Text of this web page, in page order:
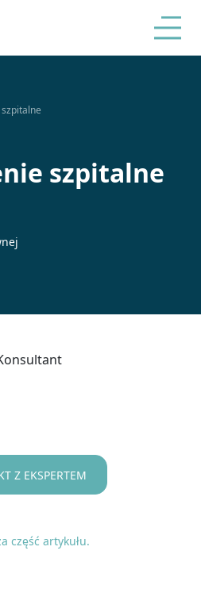
szpitalne
Z EKSPERTEM
część artykułu.